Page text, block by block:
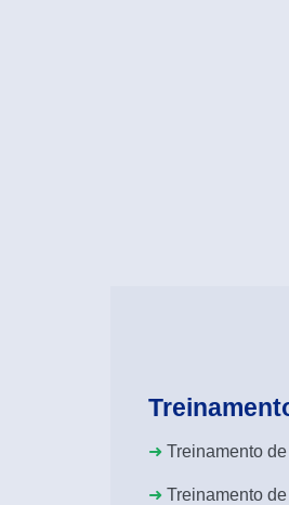
➜ Treinamento
➜ Treinamento